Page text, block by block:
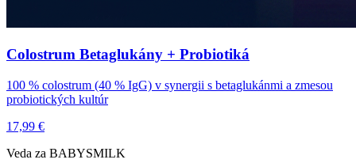
Colostrum Betaglukány + Probiotiká
100 % colostrum (40 % IgG) v synergii s betaglukánmi a zmesou
probiotických kultúr
17,99 €
Veda za BABYSMILK